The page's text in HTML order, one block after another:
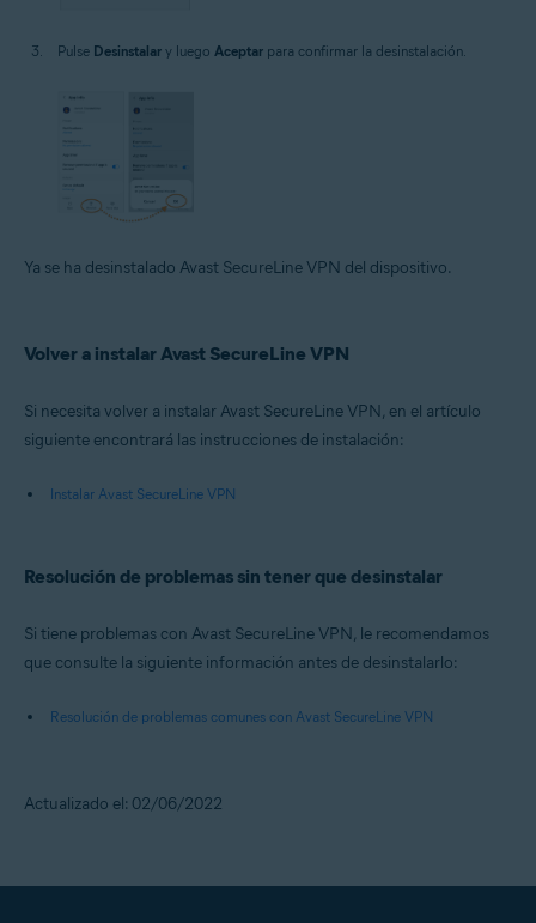
Pulse Desinstalar y luego Aceptar para confirmar la desinstalación.
Ya se ha desinstalado Avast SecureLine VPN del dispositivo.
Volver a instalar Avast SecureLine VPN
Si necesita volver a instalar Avast SecureLine VPN, en el artículo
siguiente encontrará las instrucciones de instalación:
Instalar Avast SecureLine VPN
Resolución de problemas sin tener que desinstalar
Si tiene problemas con Avast SecureLine VPN, le recomendamos
que consulte la siguiente información antes de desinstalarlo:
Resolución de problemas comunes con Avast SecureLine VPN
Actualizado el: 02/06/2022